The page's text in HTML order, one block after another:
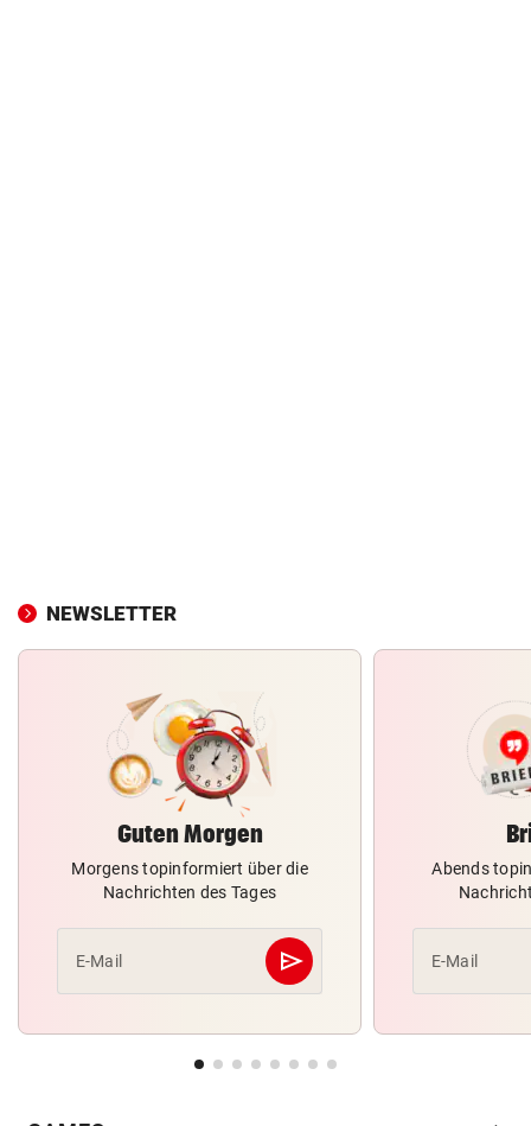
NEWSLETTER
Guten Morgen
Morgens topinformiert über die
Nachrichten des Tages
E-Mail send
Abschicken
Abends
E-Mail